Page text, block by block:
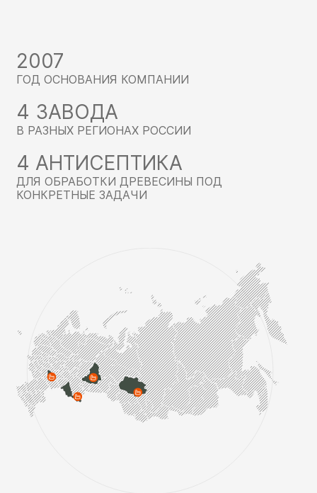
2007
ГОД ОСНОВАНИЯ КОМПАНИИ
4 ЗАВОДА
В РАЗНЫХ РЕГИОНАХ РОССИИ
4 АНТИСЕПТИКА
ДЛЯ ОБРАБОТКИ ДРЕВЕСИНЫ ПОД
КОНКРЕТНЫЕ ЗАДАЧИ